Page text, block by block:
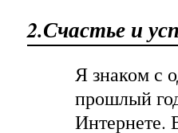
2.Счастье и
Я знаком с
прошлый
Интернете.